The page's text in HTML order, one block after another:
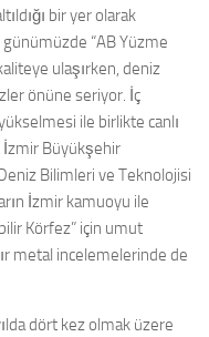
bir yer olarak
günümüzde “AB Yüzme
ulaşırken, deniz
önüne seriyor. İç
ile birlikte canlı
İzmir Büyükşehir
Bilimleri ve Teknolojisi
İzmir kamuoyu ile
Körfez” için umut
metal incelemelerinde de
dört kez olmak üzere